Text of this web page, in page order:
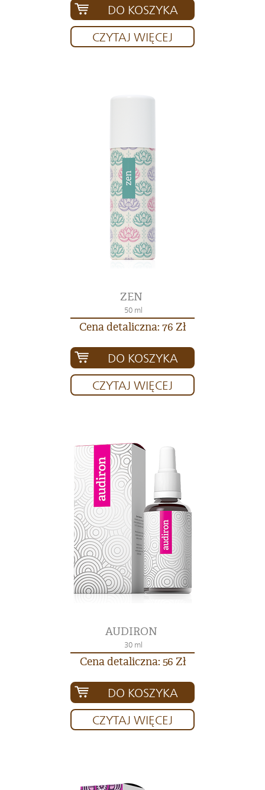
DO KOSZYKA
CZYTAJ WIĘCEJ
ZEN
50 ml
Cena detaliczna: 76 Zł
DO KOSZYKA
CZYTAJ WIĘCEJ
AUDIRON
30 ml
Cena detaliczna: 56 Zł
DO KOSZYKA
CZYTAJ WIĘCEJ